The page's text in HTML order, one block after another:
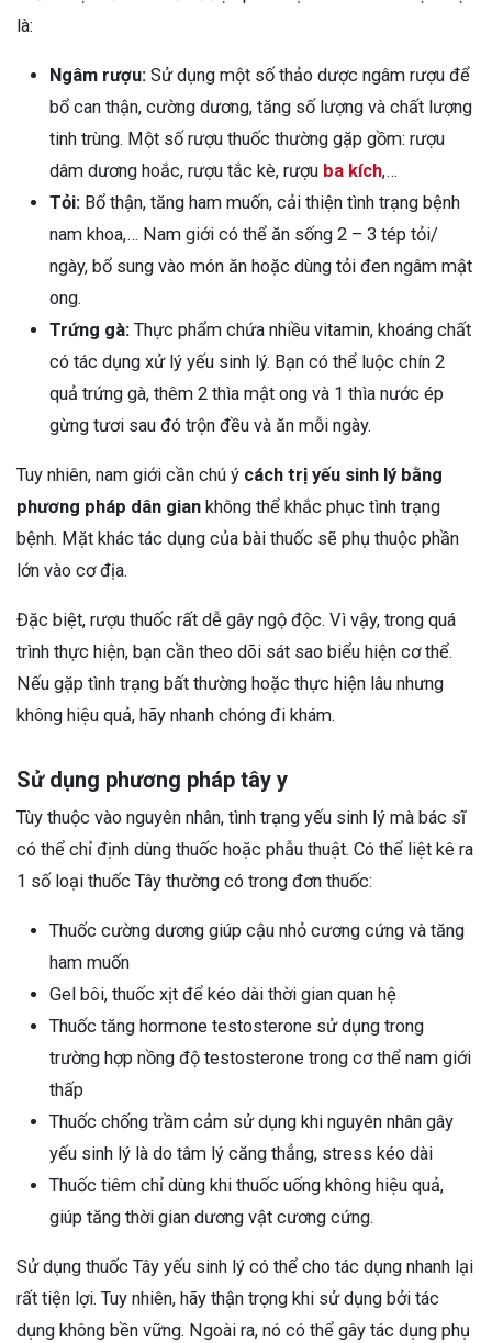
là:
Ngâm rượu: Sử dụng một số thảo dược ngâm rượu để
bổ can thận, cường dương, tăng số lượng và chất lượng
tinh trùng. Một số rượu thuốc thường gặp gồm: rượu
dâm dương hoắc, rượu tắc kè, rượu ba kích,…
Tỏi: Bổ thận, tăng ham muốn, cải thiện tình trạng bệnh
nam khoa,… Nam giới có thể ăn sống 2 – 3 tép tỏi/
ngày, bổ sung vào món ăn hoặc dùng tỏi đen ngâm mật
ong.
Trứng gà: Thực phẩm chứa nhiều vitamin, khoáng chất
có tác dụng xử lý yếu sinh lý. Bạn có thể luộc chín 2
quả trứng gà, thêm 2 thìa mật ong và 1 thìa nước ép
gừng tươi sau đó trộn đều và ăn mỗi ngày.
Tuy nhiên, nam giới cần chú ý cách trị yếu sinh lý bằng
phương pháp dân gian không thể khắc phục tình trạng
bệnh. Mặt khác tác dụng của bài thuốc sẽ phụ thuộc phần
lớn vào cơ địa.
Đặc biệt, rượu thuốc rất dễ gây ngộ độc. Vì vậy, trong quá
trình thực hiện, bạn cần theo dõi sát sao biểu hiện cơ thể.
Nếu gặp tình trạng bất thường hoặc thực hiện lâu nhưng
không hiệu quả, hãy nhanh chóng đi khám.
Sử dụng phương pháp tây y
Tùy thuộc vào nguyên nhân, tình trạng yếu sinh lý mà bác sĩ
có thể chỉ định dùng thuốc hoặc phẫu thuật. Có thể liệt kê ra
1 số loại thuốc Tây thường có trong đơn thuốc:
Thuốc cường dương giúp cậu nhỏ cương cứng và tăng
ham muốn
Gel bôi, thuốc xịt để kéo dài thời gian quan hệ
Thuốc tăng hormone testosterone sử dụng trong
trường hợp nồng độ testosterone trong cơ thể nam giới
thấp
Thuốc chống trầm cảm sử dụng khi nguyên nhân gây
yếu sinh lý là do tâm lý căng thẳng, stress kéo dài
Thuốc tiêm chỉ dùng khi thuốc uống không hiệu quả,
giúp tăng thời gian dương vật cương cứng.
Sử dụng thuốc Tây yếu sinh lý có thể cho tác dụng nhanh lại
rất tiện lợi. Tuy nhiên, hãy thận trọng khi sử dụng bởi tác
dụng không bền vững. Ngoài ra, nó có thể gây tác dụng phụ